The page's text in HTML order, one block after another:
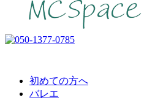
初めての方へ
バレエ